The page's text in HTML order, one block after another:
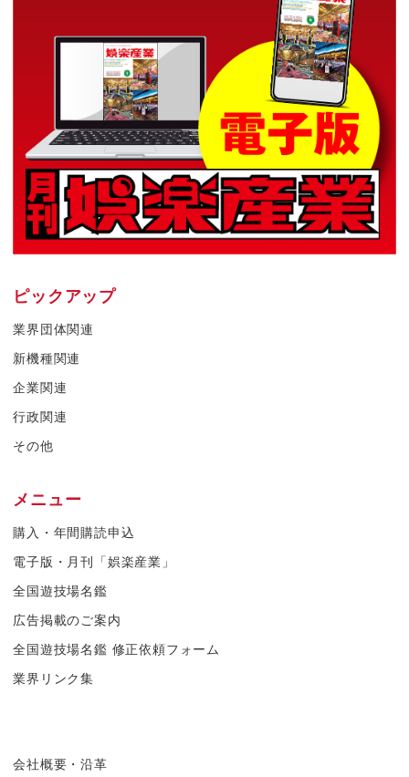
ピックアップ
業界団体関連
新機種関連
企業関連
行政関連
その他
メニュー
購入・年間購読申込
電子版・月刊「娯楽産業」
全国遊技場名鑑
広告掲載のご案内
全国遊技場名鑑 修正依頼フォーム
業界リンク集
会社概要・沿革